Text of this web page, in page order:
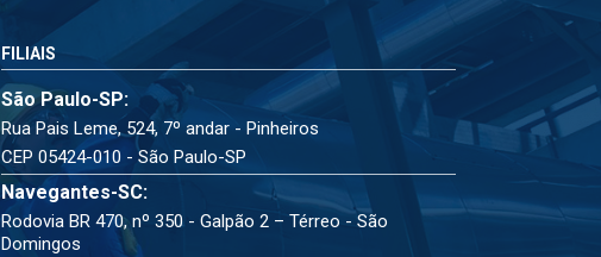
FILIAIS
São Paulo-SP:
Rua Pais Leme, 524, 7º andar - Pinheiros
CEP 05424-010 - São Paulo-SP
Navegantes-SC:
Rodovia BR 470, nº 350 - Galpão 2 – Térreo - São
Domingos